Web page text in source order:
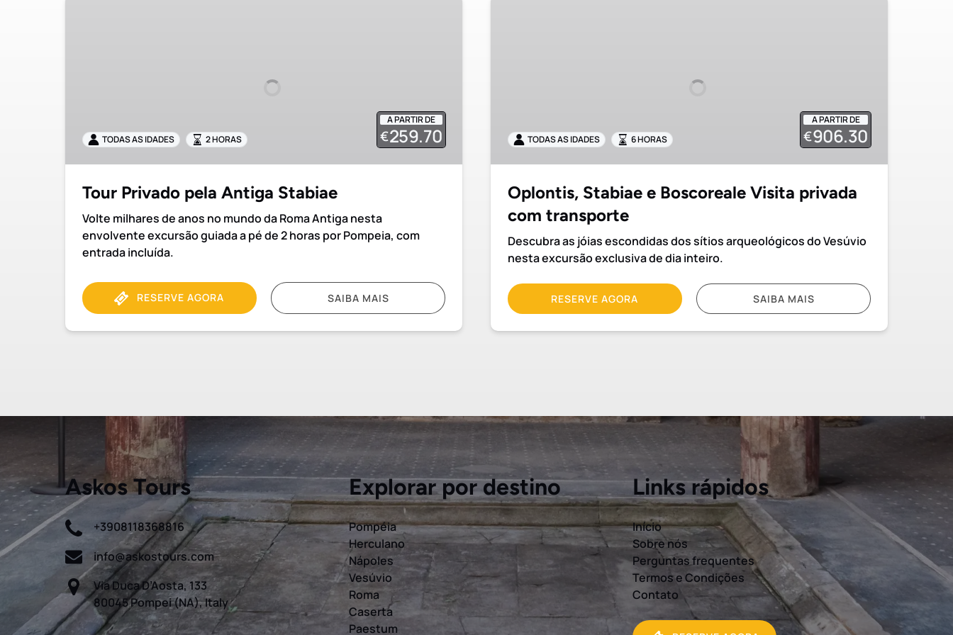
A PARTIR DE
€259.70
TODAS AS IDADES 2 HORAS
Tour Privado pela Antiga Stabiae
Volte milhares de anos no mundo da Roma Antiga nesta
envolvente excursão guiada a pé de 2 horas por Pompeia, com
entrada incluída.
RESERVE AGORA SAIBA MAIS
A PARTIR DE
€906.30
TODAS AS IDADES 6 HORAS
Oplontis, Stabiae e Boscoreale Visita privada
com transporte
Descubra as jóias escondidas dos sítios arqueológicos do Vesúvio
nesta excursão exclusiva de dia inteiro.
RESERVE AGORA SAIBA MAIS
Askos Tours
+3908118368816
info@askostours.com
Via Duca D’Aosta, 133
80045 Pompei (NA), Italy
Explorar por destino
Pompéia
Herculano
Nápoles
Vesúvio
Roma
Caserta
Paestum
Links rápidos
Início
Sobre nós
Perguntas frequentes
Termos e Condições
Contato